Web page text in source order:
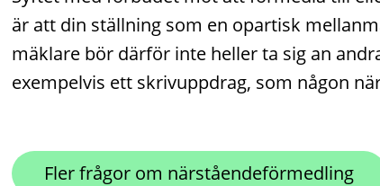
är att din ställning som en opartisk
mäklare bör därför inte heller ta sig an
exempelvis ett skrivuppdrag, som någon
Fler frågor om närståendeförmedling